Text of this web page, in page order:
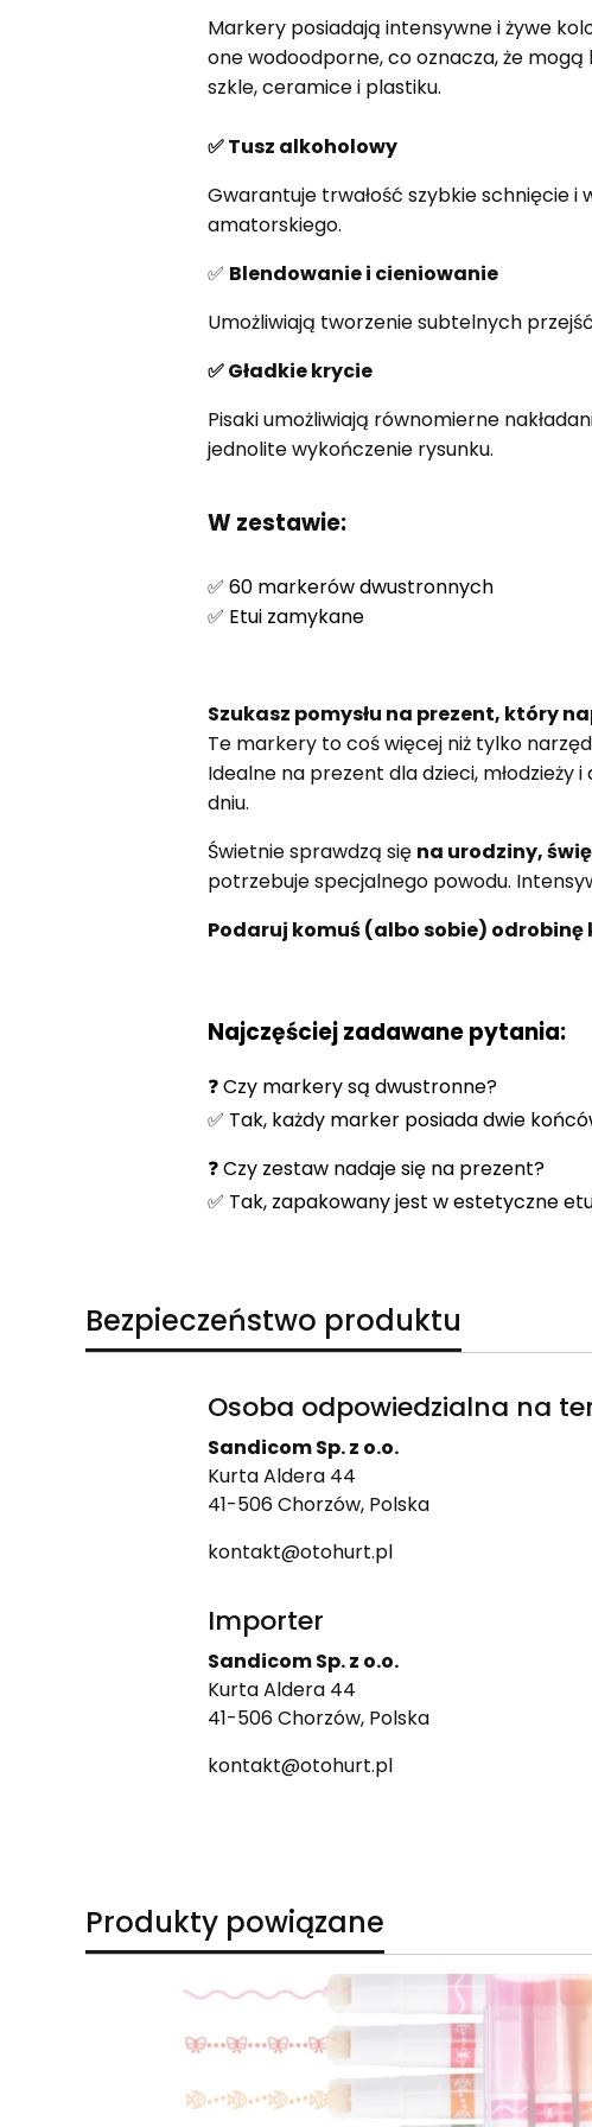
Markery posiadają intensywne i żywe
one wodoodporne, co oznacza, że
szkle, ceramice i plastiku.
✅Tusz alkoholowy
Gwarantuje trwałość szybkie schnięcie
amatorskiego.
✅ Blendowanie i cieniowanie
Umożliwiają tworzenie subtelnych
✅Gładkie krycie
Pisaki umożliwiają równomierne
jednolite wykończenie rysunku.
W zestawie:
✅ 60 markerów dwustronnych
✅ Etui zamykane
Szukasz pomysłu na prezent, który
Te markery to coś więcej niż tylko
Idealne na prezent dla dzieci,
dniu.
Świetnie sprawdzą się na urodziny,
potrzebuje specjalnego powodu.
Podaruj komuś (albo sobie) odrobinę
Najczęściej zadawane pytania:
❓ Czy markery są dwustronne?
✅ Tak, każdy marker posiada dwie
❓ Czy zestaw nadaje się na prezent?
✅ Tak, zapakowany jest w estetyczne
Bezpieczeństwo produktu
Osoba odpowiedzialna na
Sandicom Sp. z o.o.
Kurta Aldera 44
41-506 Chorzów, Polska
kontakt@otohurt.pl
Importer
Sandicom Sp. z o.o.
Kurta Aldera 44
41-506 Chorzów, Polska
kontakt@otohurt.pl
Produkty powiązane